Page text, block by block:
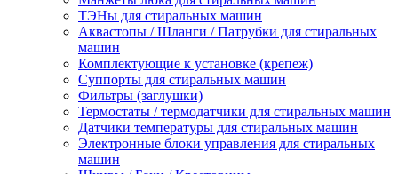
ТЭНы для стиральных машин
Аквастопы / Шланги / Патрубки для стиральных
машин
Комплектующие к установке (крепеж)
Суппорты для стиральных машин
Фильтры (заглушки)
Термостаты / термодатчики для стиральных машин
Датчики температуры для стиральных машин
Электронные блоки управления для стиральных
машин